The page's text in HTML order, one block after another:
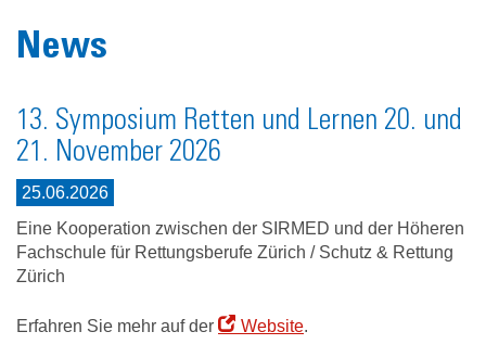
News
13. Symposium Retten und Lernen 20. und
21. November 2026
25.06.2026
Eine Kooperation zwischen der SIRMED und der Höheren
Fachschule für Rettungsberufe Zürich / Schutz & Rettung
Zürich
Erfahren Sie mehr auf der Website.